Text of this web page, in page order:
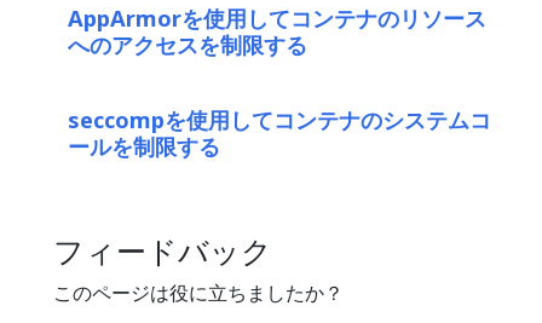
AppArmorを使用してコンテナのリソース
へのアクセスを制限する
seccompを使用してコンテナのシステムコ
ールを制限する
フィードバック
このページは役に立ちましたか？